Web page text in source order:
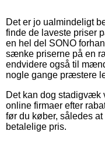
Det er jo ualmindeligt
finde de laveste priser
en hel del SONO
sænke priserne på en
endvidere også til
nogle gange præstere
Det kan dog stadigvæk
online firmaer efter
før du køber, således
betalelige pris.